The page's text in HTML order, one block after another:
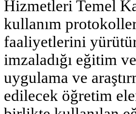
Hizmetleri Temel
kullanım
faaliyetlerini
imzaladığı eğitim
uygulama ve
edilecek öğretim